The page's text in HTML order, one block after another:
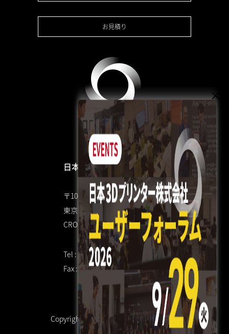
お見積り
日本3Dプリンター株式会社
〒104-0053
東京都中央区晴海4丁目7-4
CROSS DOCK HARUMI 1F
Tel : 03 3520 8928
Fax : 03 6800 7771（共通）
Copyright © 日本3Dプリンター株式会社